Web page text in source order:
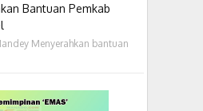
Bantuan Pemkab
Menyerahkan bantuan